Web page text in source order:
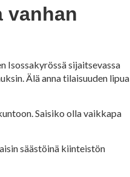
vanhan
Isossakyrössä sijaitsevassa
Älä anna tilaisuuden lipua
Saisiko olla vaikkapa
säästöinä kiinteistön